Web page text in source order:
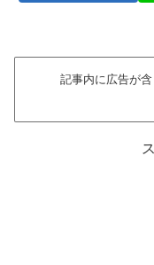
記事内に広告が